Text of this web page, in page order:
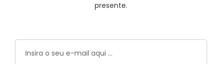
presente.